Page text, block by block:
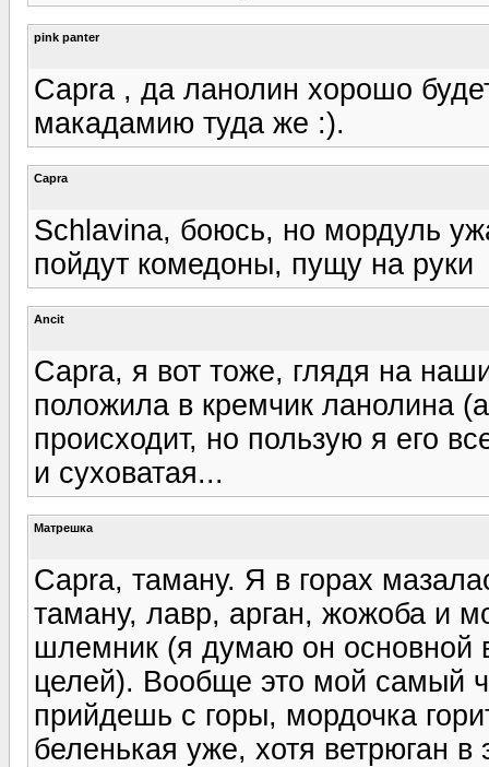
pink panter
Capra , да ланолин хорошо
макадамию туда же :).
Capra
Schlavina, боюсь, но мордуль
пойдут комедоны, пущу на руки
Ancit
Capra, я вот тоже, глядя на
положила в кремчик ланолина
происходит, но пользую я его
и суховатая...
Матрешка
Capra, таману. Я в горах
таману, лавр, арган, жожоба и
шлемник (я думаю он основной
целей). Вообще это мой самый
прийдешь с горы, мордочка
беленькая уже, хотя ветрюган